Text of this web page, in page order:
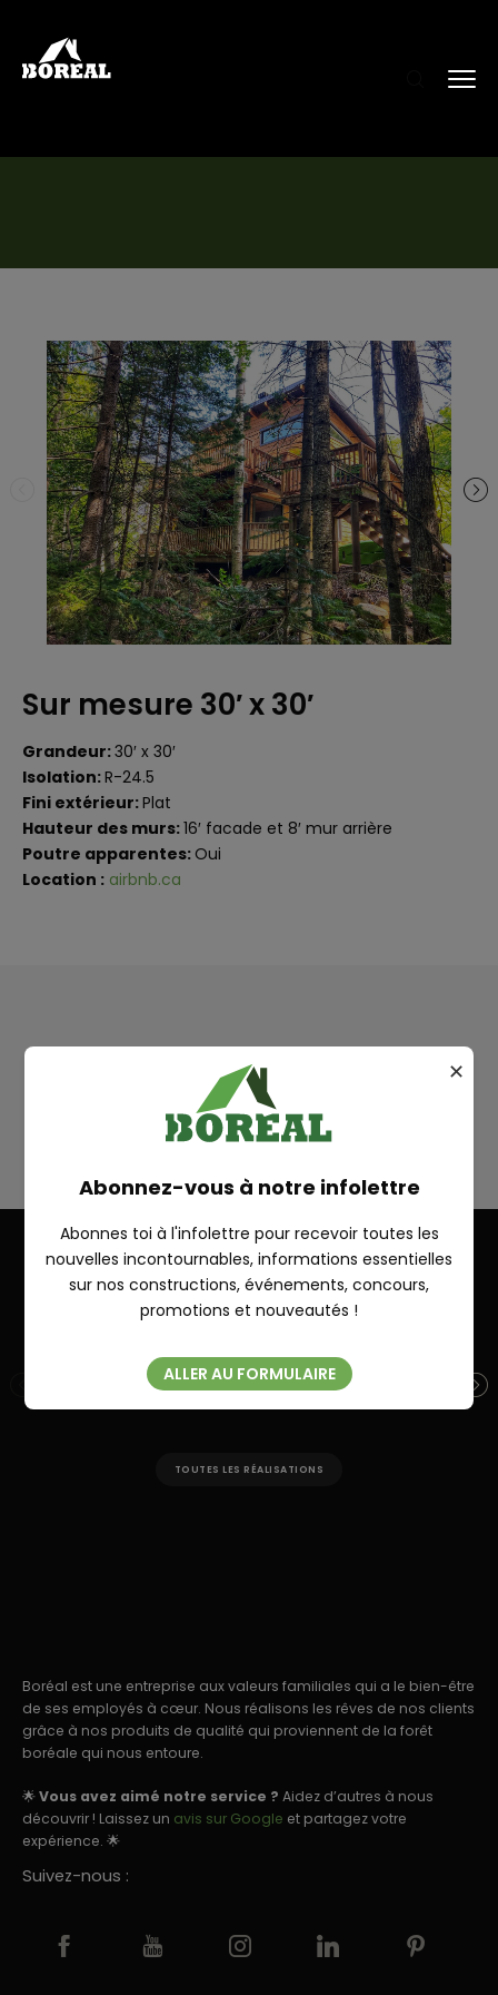
Sur mesure 30′ x 30′
Grandeur:30′ x 30′
Isolation:R-24.5
Fini extérieur:Plat
Hauteur des murs:16′ facade et 8′ mur arrière
Poutre apparentes: Oui
Location : airbnb.ca
Plan
Autres réalisations
PORTNEUF 28′ X 28′
TOUTES LES RÉALISATIONS
Abonnez-vous à notre infolettre
Abonnes toi à l'infolettre pour recevoir toutes les
nouvelles incontournables, informations essentielles
sur nos constructions, événements, concours,
promotions et nouveautés !
ALLER AU FORMULAIRE
✕
Boréal est une entreprise aux valeurs familiales qui a le bien-être
de ses employés à cœur. Nous réalisons les rêves de nos clients
grâce à nos produits de qualité qui proviennent de la forêt
boréale qui nous entoure.
🌟Vous avez aimé notre service ? Aidez d’autres à nous
découvrir ! Laissez un avis sur Google et partagez votre
expérience. 🌟
Suivez-nous :
Fermer